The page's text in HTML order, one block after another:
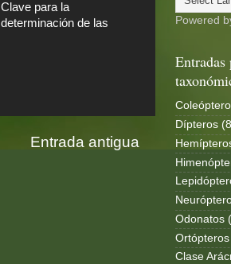
Clave para la
determinación de las
Entrada antigua
Powered
Entradas
Dípteros
Odonatos
Clase